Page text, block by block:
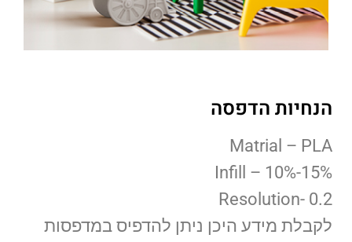
הנחיות הדפסה
Matrial – PLA
Infill – 10%-15%
Resolution- 0.2
לקבלת מידע היכן ניתן להדפיס במדפסות